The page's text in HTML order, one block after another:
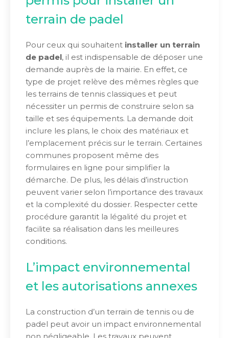
terrain de padel
Pour ceux qui souhaitent installer un terrain
de padel, il est indispensable de déposer une
demande auprès de la mairie. En effet, ce
type de projet relève des mêmes règles que
les terrains de tennis classiques et peut
nécessiter un permis de construire selon sa
taille et ses équipements. La demande doit
inclure les plans, le choix des matériaux et
l’emplacement précis sur le terrain. Certaines
communes proposent même des
formulaires en ligne pour simplifier la
démarche. De plus, les délais d’instruction
peuvent varier selon l’importance des travaux
et la complexité du dossier. Respecter cette
procédure garantit la légalité du projet et
facilite sa réalisation dans les meilleures
conditions.
L’impact environnemental
et les autorisations annexes
La construction d’un terrain de tennis ou de
padel peut avoir un impact environnemental